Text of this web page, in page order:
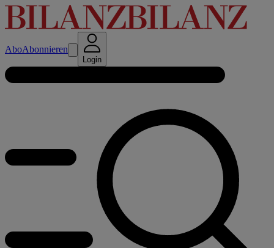
AboAbonnieren
Login